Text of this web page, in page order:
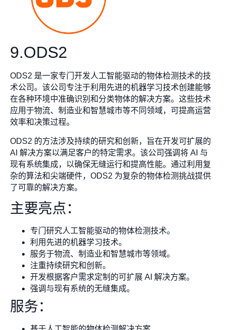
9.ODS2
ODS2 是一家专门开发人工智能驱动的物体检测技术的技
术公司。该公司专注于利用先进的机器学习技术创建能够
在各种环境中准确识别和分类物体的解决方案。这些技术
应用于物流、制造业和智慧城市等不同领域，可提高运营
效率和决策过程。
ODS2 的方法涉及持续的研究和创新，旨在开发可扩展的
AI 解决方案以满足客户的特定需求。该公司强调将 AI 与
现有系统集成，以确保无缝运行和提高性能。通过利用复
杂的算法和尖端硬件，ODS2 为复杂的物体检测挑战提供
了可靠的解决方案。
主要亮点：
专门研究人工智能驱动的物体检测技术。
利用先进的机器学习技术。
服务于物流、制造业和智慧城市等领域。
注重持续研究和创新。
开发根据客户需求定制的可扩展 AI 解决方案。
强调与现有系统的无缝集成。
服务：